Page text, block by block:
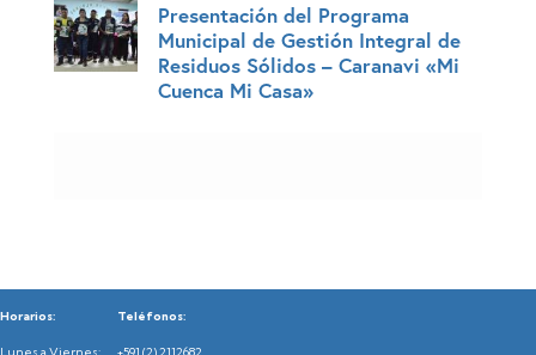
Presentación del Programa
Municipal de Gestión Integral de
Residuos Sólidos – Caranavi «Mi
Cuenca Mi Casa»
Horarios: Teléfonos: